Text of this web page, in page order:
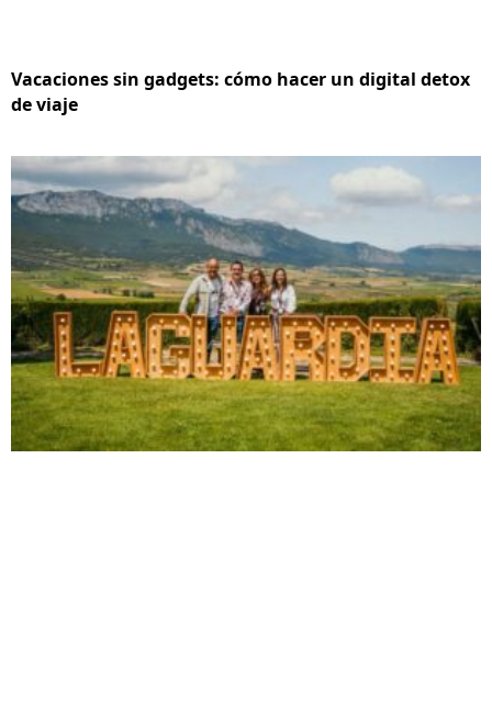
Vacaciones sin gadgets: cómo hacer un digital detox
de viaje